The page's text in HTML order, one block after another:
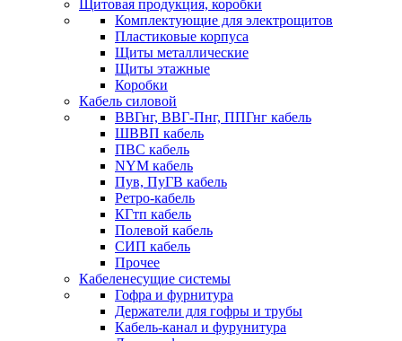
Щитовая продукция, коробки
Комплектующие для электрощитов
Пластиковые корпуса
Щиты металлические
Щиты этажные
Коробки
Кабель силовой
ВВГнг, ВВГ-Пнг, ППГнг кабель
ШВВП кабель
ПВС кабель
NYM кабель
Пув, ПуГВ кабель
Ретро-кабель
КГтп кабель
Полевой кабель
СИП кабель
Прочее
Кабеленесущие системы
Гофра и фурнитура
Держатели для гофры и трубы
Кабель-канал и фурунитура